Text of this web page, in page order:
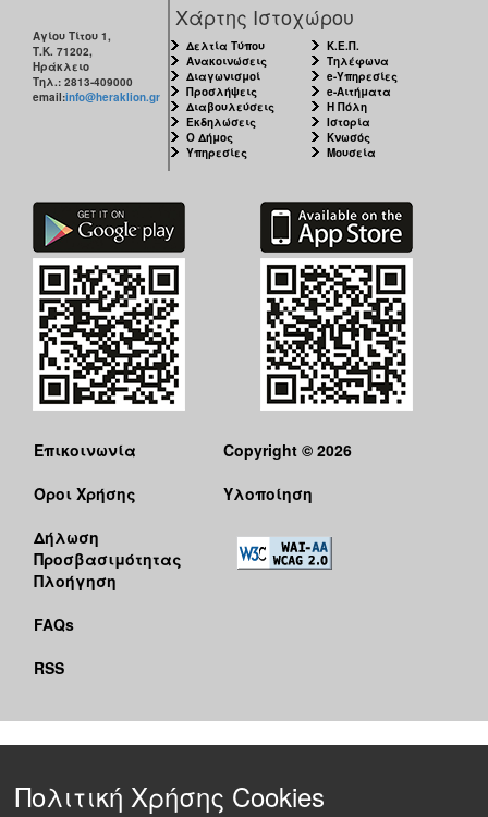
Αγίου Τίτου 1,
Τ.Κ. 71202,
Ηράκλειο
Τηλ.: 2813-409000
email:info@heraklion.gr
Χάρτης Ιστοχώρου
Δελτία Τύπου
Ανακοινώσεις
Διαγωνισμοί
Προσλήψεις
Διαβουλεύσεις
Εκδηλώσεις
Ο Δήμος
Υπηρεσίες
Κ.Ε.Π.
Τηλέφωνα
e-Υπηρεσίες
e-Αιτήματα
Η Πόλη
Ιστορία
Κνωσός
Μουσεία
Επικοινωνία
Όροι Χρήσης
Δήλωση
Προσβασιμότητας
Πλοήγηση
FAQs
RSS
Copyright © 2026
Υλοποίηση
Πολιτική Χρήσης Cookies